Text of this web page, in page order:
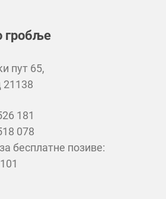
гробље
пут 65,
181
078
бесплатне позиве: